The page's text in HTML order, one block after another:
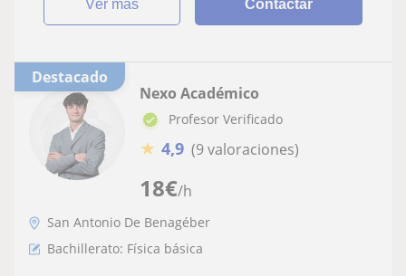
ver más Contactar
Destacado
18€/h
Nexo Académico
Profesor Verificado
★ 4,9 (9 valoraciones)
San Antonio De Benagéber
Bachillerato: Física básica